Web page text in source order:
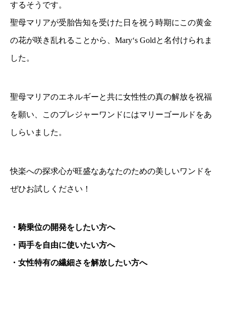
するそうです。
聖母マリアが受胎告知を受けた日を祝う時期にこの黄金
の花が咲き乱れることから、Mary‘s Goldと名付けられま
した。
聖母マリアのエネルギーと共に女性性の真の解放を祝福
を願い、このプレジャーワンドにはマリーゴールドをあ
しらいました。
快楽への探求心が旺盛なあなたのための美しいワンドを
ぜひお試しください！
・騎乗位の開発をしたい方へ
・両手を自由に使いたい方へ
・女性特有の繊細さを解放したい方へ